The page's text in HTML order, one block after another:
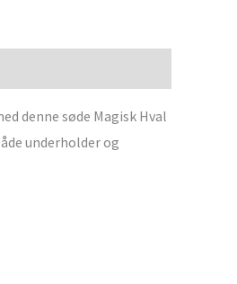
denne søde Magisk Hval
underholder og